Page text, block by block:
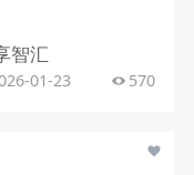
智汇
01-23 570